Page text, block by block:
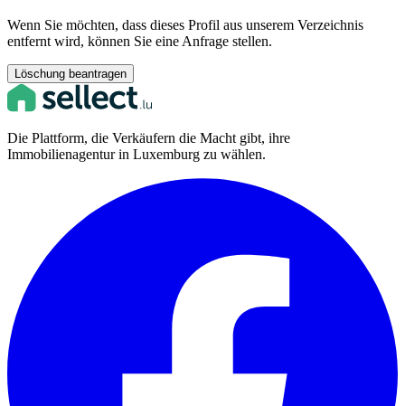
Wenn Sie möchten, dass dieses Profil aus unserem Verzeichnis
entfernt wird, können Sie eine Anfrage stellen.
Löschung beantragen
Die Plattform, die Verkäufern die Macht gibt, ihre
Immobilienagentur in Luxemburg zu wählen.